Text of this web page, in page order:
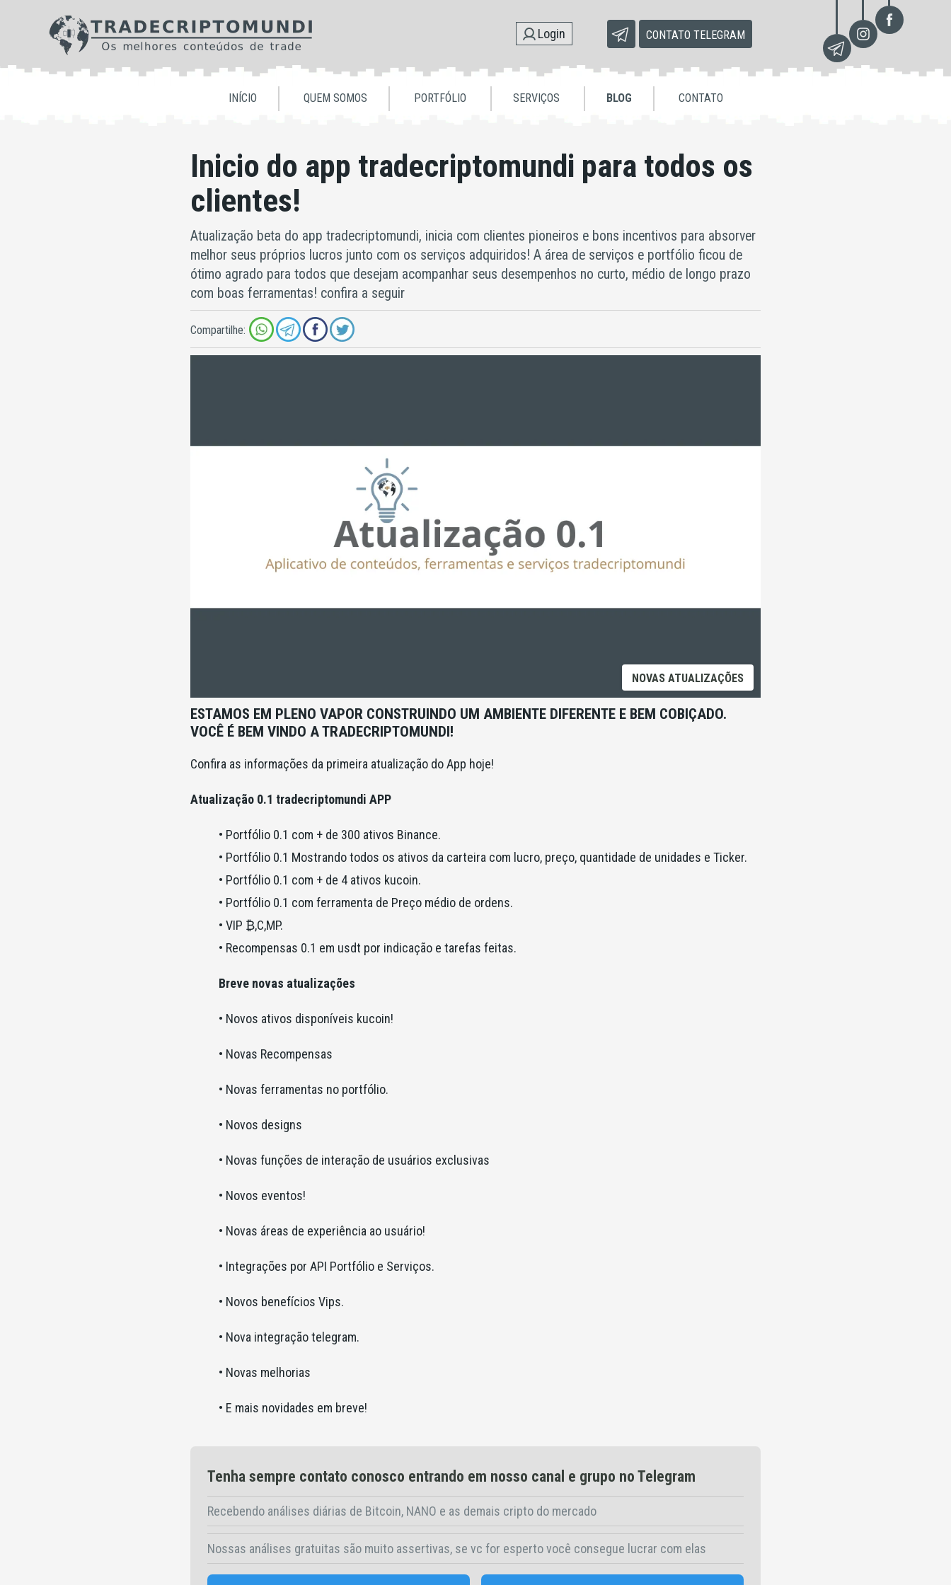
CONTATO TELEGRAM
Login
INÍCIO QUEM SOMOS PORTFÓLIO SERVIÇOS BLOG CONTATO
Inicio do app tradecriptomundi para todos os
clientes!
Atualização beta do app tradecriptomundi, inicia com clientes pioneiros e bons incentivos para absorver
melhor seus próprios lucros junto com os serviços adquiridos! A área de serviços e portfólio ficou de
ótimo agrado para todos que desejam acompanhar seus desempenhos no curto, médio de longo prazo
com boas ferramentas! confira a seguir
Compartilhe:
NOVAS ATUALIZAÇÕES
ESTAMOS EM PLENO VAPOR CONSTRUINDO UM AMBIENTE DIFERENTE E BEM COBIÇADO.
VOCÊ É BEM VINDO A TRADECRIPTOMUNDI!
Confira as informações da primeira atualização do App hoje!
Atualização 0.1 tradecriptomundi APP
• Portfólio 0.1 com + de 300 ativos Binance.
• Portfólio 0.1 Mostrando todos os ativos da carteira com lucro, preço, quantidade de unidades e Ticker.
• Portfólio 0.1 com + de 4 ativos kucoin.
• Portfólio 0.1 com ferramenta de Preço médio de ordens.
• VIP ₿,C,MP.
• Recompensas 0.1 em usdt por indicação e tarefas feitas.
Breve novas atualizações
• Novos ativos disponíveis kucoin!
• Novas Recompensas
• Novas ferramentas no portfólio.
• Novos designs
• Novas funções de interação de usuários exclusivas
• Novos eventos!
• Novas áreas de experiência ao usuário!
• Integrações por API Portfólio e Serviços.
• Novos benefícios Vips.
• Nova integração telegram.
• Novas melhorias
• E mais novidades em breve!
Tenha sempre contato conosco entrando em nosso canal e grupo no Telegram
Recebendo análises diárias de Bitcoin, NANO e as demais cripto do mercado
Nossas análises gratuitas são muito assertivas, se vc for esperto você consegue lucrar com elas